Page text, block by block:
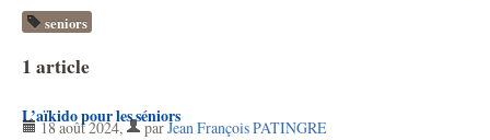
seniors
1 article
L’aïkido pour les séniors
18 août 2024, parJean François PATINGRE